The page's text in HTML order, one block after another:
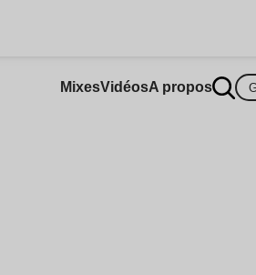
MixesVidéosA propos